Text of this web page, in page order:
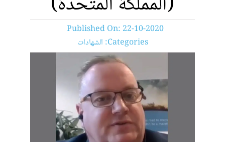
NEWS
تنزيل
جهات التواصل
CORPORATE WEBSITE
Published On: 22-10-2020
Categories: الشهادات